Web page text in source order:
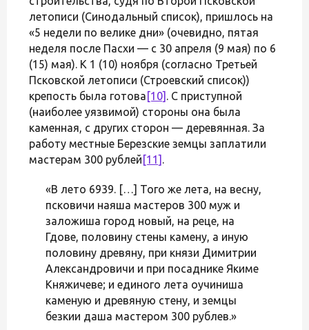
летописи (Синодальный список), пришлось на
«5 недели по велике дни» (очевидно, пятая
неделя после Пасхи — с 30 апреля (9 мая) по 6
(15) мая). К 1 (10) ноября (согласно Третьей
Псковской летописи (Строевский список))
крепость была готова [10] . С приступной
(наиболее уязвимой) стороны она была
каменная, с других сторон — деревянная. За
работу местные Березские земцы заплатили
мастерам 300 рублей [11] .
«В лето 6939. […] Того же лета, на весну,
псковичи наяша мастеров 300 муж и
заложиша город новый, на реце, на
Гдове, половину стены камену, а иную
половину древяну, при князи Димитрии
Александровичи и при посаднике Якиме
Княжичеве; и единого лета оучиниша
каменую и древяную стену, и земцы
безкии даша мастером 300 рублев.»